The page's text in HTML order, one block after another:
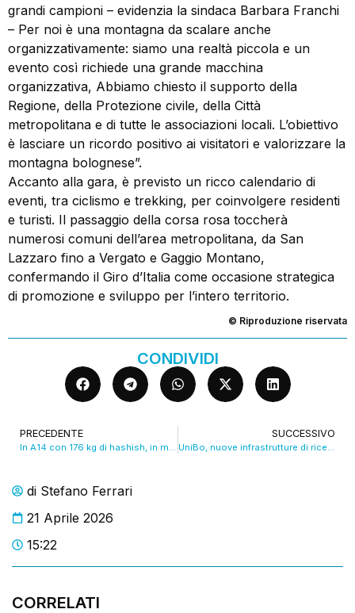
di Stefano Ferrari
21 Aprile 2026
15:22
CORRELATI
grandi campioni – evidenzia la sindaca Barbara Franchi
– Per noi è una montagna da scalare anche
organizzativamente: siamo una realtà piccola e un
evento così richiede una grande macchina
organizzativa, Abbiamo chiesto il supporto della
Regione, della Protezione civile, della Città
metropolitana e di tutte le associazioni locali. L’obiettivo
è lasciare un ricordo positivo ai visitatori e valorizzare la
montagna bolognese”.
Accanto alla gara, è previsto un ricco calendario di
eventi, tra ciclismo e trekking, per coinvolgere residenti
e turisti. Il passaggio della corsa rosa toccherà
numerosi comuni dell’area metropolitana, da San
Lazzaro fino a Vergato e Gaggio Montano,
confermando il Giro d’Italia come occasione strategica
di promozione e sviluppo per l’intero territorio.
© Riproduzione riservata
CONDIVIDI
PRECEDENTE
In A14 con 176 kg di hashish, in manette 51enne
SUCCESSIVO
UniBo, nuove infrastrutture di ricerca per l’agroalimentare. VIDEO